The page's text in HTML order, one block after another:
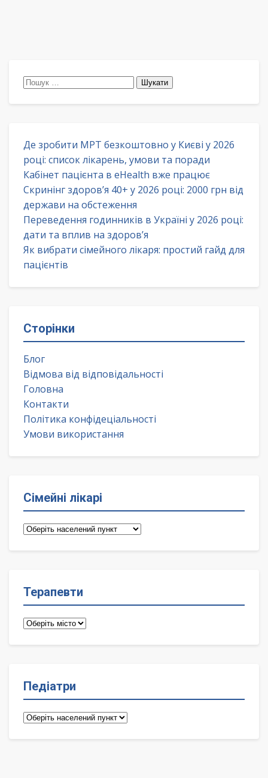
Пошук:
Де зробити МРТ безкоштовно у Києві у 2026
році: список лікарень, умови та поради
Кабінет пацієнта в eHealth вже працює
Скринінг здоров’я 40+ у 2026 році: 2000 грн від
держави на обстеження
Переведення годинників в Україні у 2026 році:
дати та вплив на здоров’я
Як вибрати сімейного лікаря: простий гайд для
пацієнтів
Сторінки
Блог
Відмова від відповідальності
Головна
Контакти
Політика конфідеціальності
Умови використання
Сімейні лікарі
Сімейні
Терапевти
Терапевти
Педіатри
Педіатри